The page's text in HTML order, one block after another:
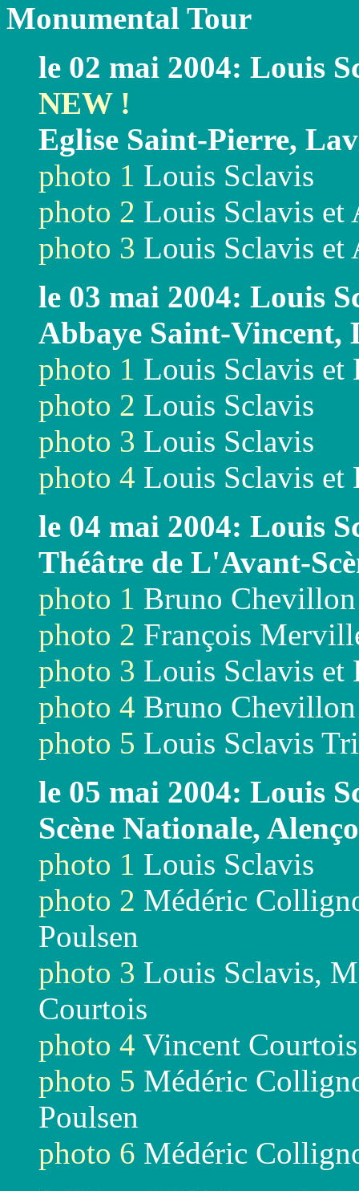
Monumental Tour
le 02 mai 2004: Louis
NEW !
Eglise Saint-Pierre,
photo 1 Louis Sclavis
photo 2 Louis Sclavis
photo 3 Louis Sclavis
le 03 mai 2004: Louis
Abbaye Saint-Vincent,
photo 1 Louis Sclavis et
photo 2 Louis Sclavis
photo 3 Louis Sclavis
photo 4 Louis Sclavis et
le 04 mai 2004: Louis
Théâtre de L'Avant-
photo 1 Bruno Chevillon
photo 2 François
photo 3 Louis Sclavis
photo 4 Bruno Chevillon
photo 5 Louis Sclavis
le 05 mai 2004: Louis
Scène Nationale,
photo 1 Louis Sclavis
photo 2 Médéric
Poulsen
photo 3 Louis Sclavis,
Courtois
photo 4 Vincent
photo 5 Médéric
Poulsen
photo 6 Médéric